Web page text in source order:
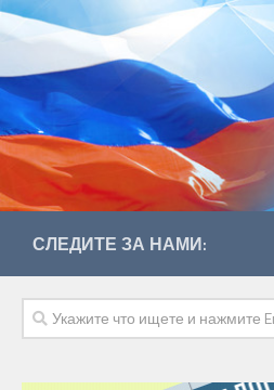
СЛЕДИТЕ ЗА НАМИ: